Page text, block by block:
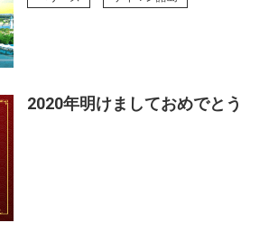
2020年明けましておめでとう